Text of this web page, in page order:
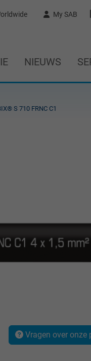
My SAB
NIEUWS
S 710 FRNC C1
Vragen over onze